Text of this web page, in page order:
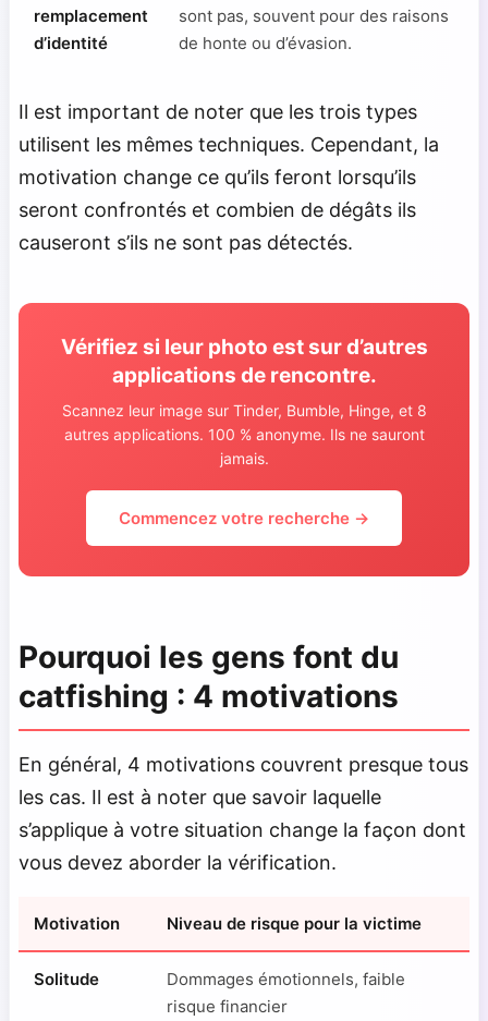
remplacement
d’identité
sont pas, souvent pour des raisons
de honte ou d’évasion.
Il est important de noter que les trois types
utilisent les mêmes techniques. Cependant, la
motivation change ce qu’ils feront lorsqu’ils
seront confrontés et combien de dégâts ils
causeront s’ils ne sont pas détectés.
Vérifiez si leur photo est sur d’autres
applications de rencontre.
Scannez leur image sur Tinder, Bumble, Hinge, et 8
autres applications. 100 % anonyme. Ils ne sauront
jamais.
Commencez votre recherche →
Pourquoi les gens font du
catfishing : 4 motivations
En général, 4 motivations couvrent presque tous
les cas. Il est à noter que savoir laquelle
s’applique à votre situation change la façon dont
vous devez aborder la vérification.
Motivation Niveau de risque pour la victime
Solitude
Dommages émotionnels, faible
risque financier